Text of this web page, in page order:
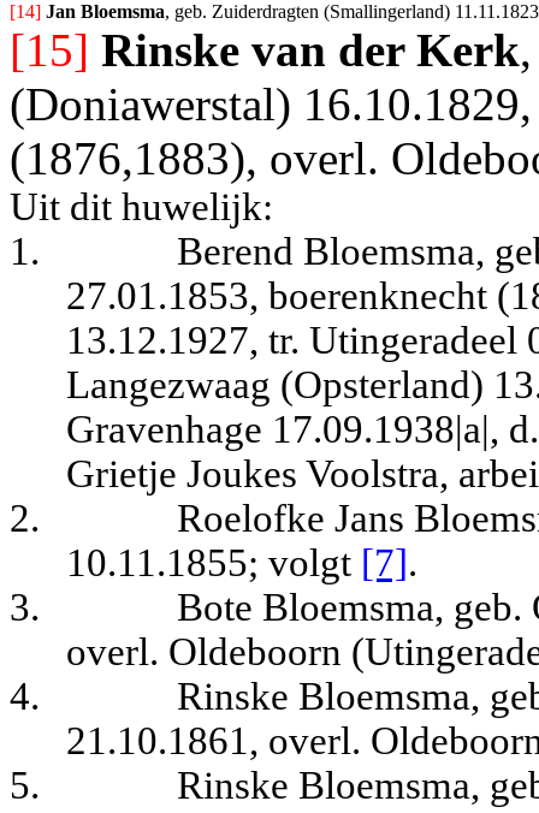
[14] Jan Bloemsma, geb. Zuiderdragten (Smallingerland)
[15] Rinske van der Kerk
(Doniawerstal)
(1876,1883), overl.
Uit dit huwelijk:
1.
Berend Bloemsma,
27.01.1853, boerenknecht
13.12.1927, tr. Utingeradeel
Langezwaag (Opsterland)
Gravenhage 17.09.1938|a|,
Grietje Joukes Voolstra,
2.
Roelofke Jans
10.11.1855; volgt [7].
3.
Bote Bloemsma,
overl. Oldeboorn
4.
Rinske Bloemsma,
21.10.1861, overl.
5.
Rinske Bloemsma,